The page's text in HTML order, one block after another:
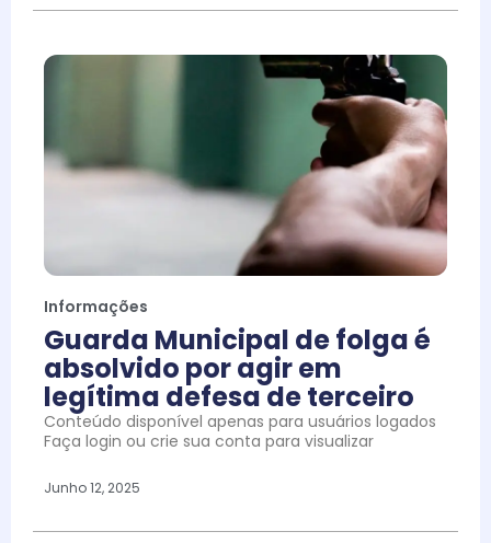
Informações
Guarda Municipal de folga é
absolvido por agir em
legítima defesa de terceiro
Conteúdo disponível apenas para usuários logados
Faça login ou crie sua conta para visualizar
Junho 12, 2025